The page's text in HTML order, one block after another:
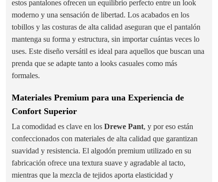
estos pantalones ofrecen un equilibrio perfecto entre un look
moderno y una sensación de libertad. Los acabados en los
tobillos y las costuras de alta calidad aseguran que el pantalón
mantenga su forma y estructura, sin importar cuántas veces lo
uses. Este diseño versátil es ideal para aquellos que buscan una
prenda que se adapte tanto a looks casuales como más
formales.
Materiales Premium para una Experiencia de
Confort Superior
La comodidad es clave en los Drewe Pant, y por eso están
confeccionados con materiales de alta calidad que garantizan
suavidad y resistencia. El algodón premium utilizado en su
fabricación ofrece una textura suave y agradable al tacto,
mientras que la mezcla de tejidos aporta elasticidad y